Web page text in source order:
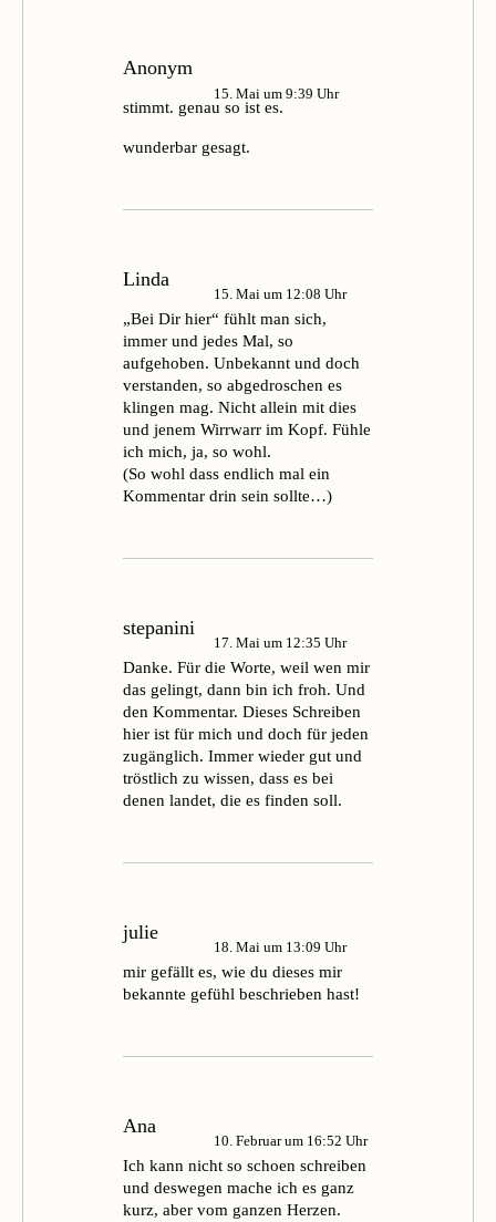
Anonym
15. Mai um 9:39 Uhr
stimmt. genau so ist es.
wunderbar gesagt.
Linda
15. Mai um 12:08 Uhr
„Bei Dir hier“ fühlt man sich,
immer und jedes Mal, so
aufgehoben. Unbekannt und doch
verstanden, so abgedroschen es
klingen mag. Nicht allein mit dies
und jenem Wirrwarr im Kopf. Fühle
ich mich, ja, so wohl.
(So wohl dass endlich mal ein
Kommentar drin sein sollte…)
stepanini
17. Mai um 12:35 Uhr
Danke. Für die Worte, weil wen mir
das gelingt, dann bin ich froh. Und
den Kommentar. Dieses Schreiben
hier ist für mich und doch für jeden
zugänglich. Immer wieder gut und
tröstlich zu wissen, dass es bei
denen landet, die es finden soll.
julie
18. Mai um 13:09 Uhr
mir gefällt es, wie du dieses mir
bekannte gefühl beschrieben hast!
Ana
10. Februar um 16:52 Uhr
Ich kann nicht so schoen schreiben
und deswegen mache ich es ganz
kurz, aber vom ganzen Herzen.